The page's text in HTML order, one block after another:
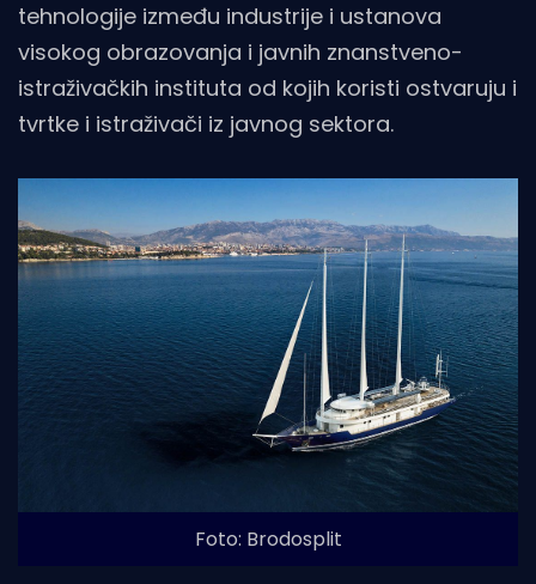
tehnologije između industrije i ustanova
visokog obrazovanja i javnih znanstveno-
istraživačkih instituta od kojih koristi ostvaruju i
tvrtke i istraživači iz javnog sektora.
Foto: Brodosplit